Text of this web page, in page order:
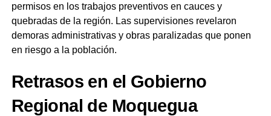
permisos en los trabajos preventivos en cauces y
quebradas de la región. Las supervisiones revelaron
demoras administrativas y obras paralizadas que ponen
en riesgo a la población.
Retrasos en el Gobierno
Regional de Moquegua